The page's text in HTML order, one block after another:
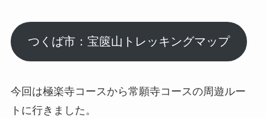
つくば市：宝篋山トレッキングマップ
今回は極楽寺コースから常願寺コースの周遊ルー
トに行きました。